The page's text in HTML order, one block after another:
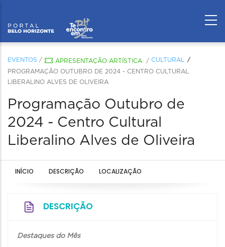
EVENTOS / APRESENTAÇÃO ARTÍSTICA / CULTURAL
PROGRAMAÇÃO OUTUBRO DE 2024 - CENTRO CULTURAL
LIBERALINO ALVES DE OLIVEIRA
Programação Outubro de
2024 - Centro Cultural
Liberalino Alves de Oliveira
INÍCIO DESCRIÇÃO LOCALIZAÇÃO
DESCRIÇÃO
Destaques do Mês